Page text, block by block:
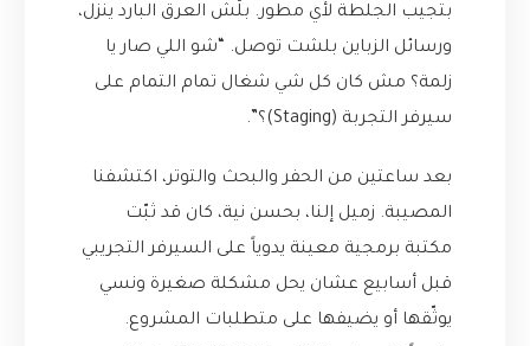
بتجيب الجلطة لأي مطور. بلّش العرق البارد ينزل،
ورسائل الزباين بلشت توصل. “شو اللي صار يا
زلمة؟ مش كان كل شي شغال تمام التمام على
سيرفر التجربة (Staging)؟”.
بعد ساعتين من الحفر والبحث والتوتر، اكتشفنا
المصيبة. زميل إلنا، بحسن نية، كان قد ثبّت
مكتبة برمجية معينة يدوياً على السيرفر التجريبي
قبل أسابيع عشان يحل مشكلة صغيرة ونسي
يوثّقها أو يضيفها على متطلبات المشروع.